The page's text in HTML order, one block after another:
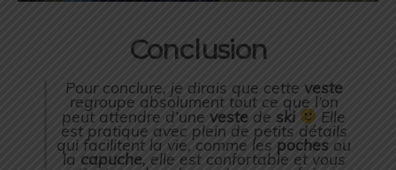
Conclusion
Pour conclure, je dirais que cette veste
regroupe absolument tout ce que l’on
peut attendre d’une veste de ski Elle
est pratique avec plein de petits détails
qui facilitent la vie, comme les poches ou
la capuche, elle est confortable et vous